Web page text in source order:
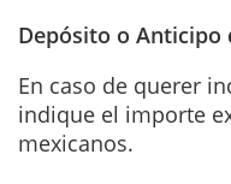
Depósito o Anticipo
En caso de querer
indique el importe
mexicanos.